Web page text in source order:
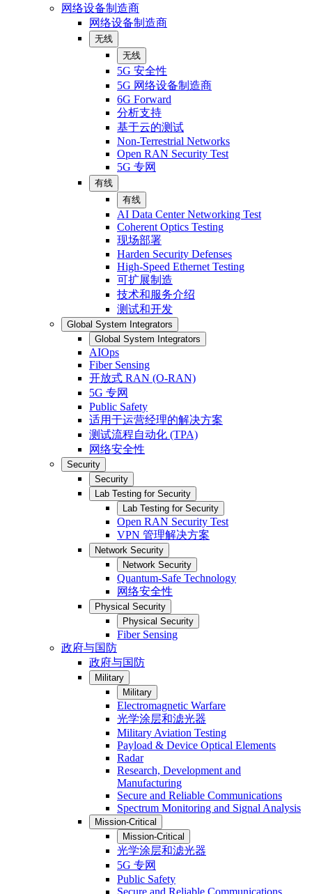
网络设备制造商
网络设备制造商
无线
无线
5G 安全性
5G 网络设备制造商
6G Forward
分析支持
基于云的测试
Non-Terrestrial Networks
Open RAN Security Test
5G 专网
有线
有线
AI Data Center Networking Test
Coherent Optics Testing
现场部署
Harden Security Defenses
High-Speed Ethernet Testing
可扩展制造
技术和服务介绍
测试和开发
Global System Integrators
Global System Integrators
AIOps
Fiber Sensing
开放式 RAN (O-RAN)
5G 专网
Public Safety
适用于运营经理的解决方案
测试流程自动化 (TPA)
网络安全性
Security
Security
Lab Testing for Security
Lab Testing for Security
Open RAN Security Test
VPN 管理解决方案
Network Security
Network Security
Quantum-Safe Technology
网络安全性
Physical Security
Physical Security
Fiber Sensing
政府与国防
政府与国防
Military
Military
Electromagnetic Warfare
光学涂层和滤光器
Military Aviation Testing
Payload & Device Optical Elements
Radar
Research, Development and
Manufacturing
Secure and Reliable Communications
Spectrum Monitoring and Signal Analysis
Mission-Critical
Mission-Critical
光学涂层和滤光器
5G 专网
Public Safety